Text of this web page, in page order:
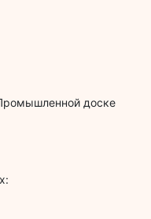
доске